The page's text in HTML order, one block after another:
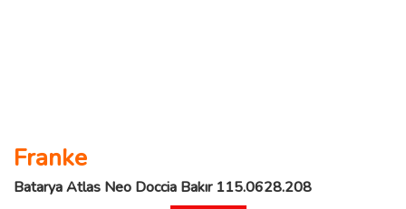
Franke
Batarya Atlas Neo Doccia Bakır 115.0628.208